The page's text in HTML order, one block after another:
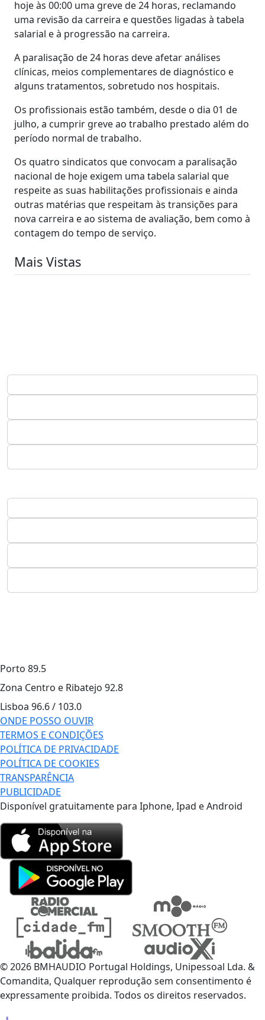
hoje às 00:00 uma greve de 24 horas, reclamando
uma revisão da carreira e questões ligadas à tabela
salarial e à progressão na carreira.
A paralisação de 24 horas deve afetar análises
clínicas, meios complementares de diagnóstico e
alguns tratamentos, sobretudo nos hospitais.
Os profissionais estão também, desde o dia 01 de
julho, a cumprir greve ao trabalho prestado além do
período normal de trabalho.
Os quatro sindicatos que convocam a paralisação
nacional de hoje exigem uma tabela salarial que
respeite as suas habilitações profissionais e ainda
outras matérias que respeitam às transições para
nova carreira e ao sistema de avaliação, bem como à
contagem do tempo de serviço.
Mais Vistas
Porto 89.5
Zona Centro e Ribatejo 92.8
Lisboa 96.6 / 103.0
ONDE POSSO OUVIR
TERMOS E CONDIÇÕES
POLÍTICA DE PRIVACIDADE
POLÍTICA DE COOKIES
TRANSPARÊNCIA
PUBLICIDADE
Disponível gratuitamente para Iphone, Ipad e Android
© 2026 BMHAUDIO Portugal Holdings, Unipessoal Lda. &
Comandita, Qualquer reprodução sem consentimento é
expressamente proibida. Todos os direitos reservados.